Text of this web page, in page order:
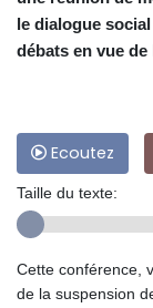
le dialogue
débats en vue
Ecoutez
Taille du texte:
Cette conférence,
de la suspension